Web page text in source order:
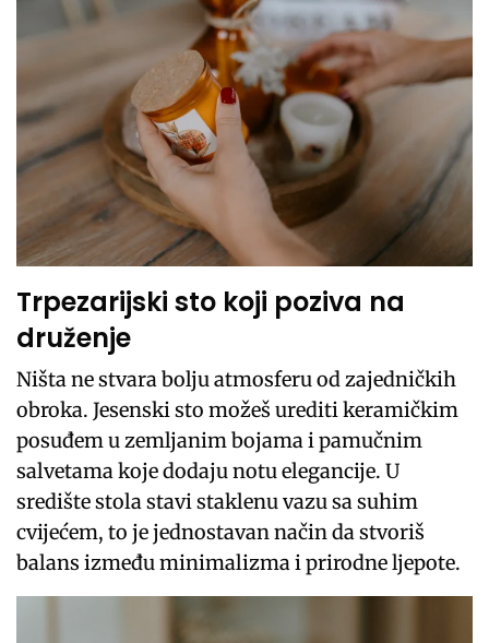
Trpezarijski sto koji poziva na
druženje
Ništa ne stvara bolju atmosferu od zajedničkih
obroka. Jesenski sto možeš urediti keramičkim
posuđem u zemljanim bojama i pamučnim
salvetama koje dodaju notu elegancije. U
središte stola stavi staklenu vazu sa suhim
cvijećem, to je jednostavan način da stvoriš
balans između minimalizma i prirodne ljepote.